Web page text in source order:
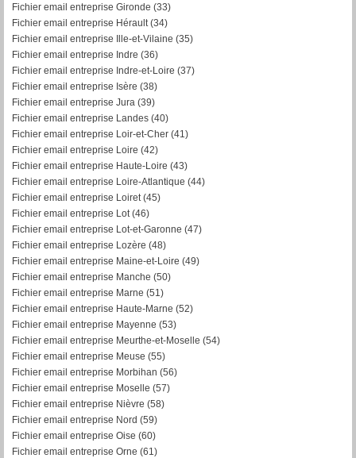
Fichier email entreprise Gironde (33)
Fichier email entreprise Hérault (34)
Fichier email entreprise Ille-et-Vilaine (35)
Fichier email entreprise Indre (36)
Fichier email entreprise Indre-et-Loire (37)
Fichier email entreprise Isère (38)
Fichier email entreprise Jura (39)
Fichier email entreprise Landes (40)
Fichier email entreprise Loir-et-Cher (41)
Fichier email entreprise Loire (42)
Fichier email entreprise Haute-Loire (43)
Fichier email entreprise Loire-Atlantique (44)
Fichier email entreprise Loiret (45)
Fichier email entreprise Lot (46)
Fichier email entreprise Lot-et-Garonne (47)
Fichier email entreprise Lozère (48)
Fichier email entreprise Maine-et-Loire (49)
Fichier email entreprise Manche (50)
Fichier email entreprise Marne (51)
Fichier email entreprise Haute-Marne (52)
Fichier email entreprise Mayenne (53)
Fichier email entreprise Meurthe-et-Moselle (54)
Fichier email entreprise Meuse (55)
Fichier email entreprise Morbihan (56)
Fichier email entreprise Moselle (57)
Fichier email entreprise Nièvre (58)
Fichier email entreprise Nord (59)
Fichier email entreprise Oise (60)
Fichier email entreprise Orne (61)